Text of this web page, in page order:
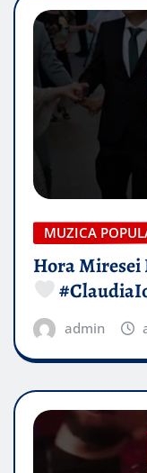
MUZICA
Hora Miresei
admin